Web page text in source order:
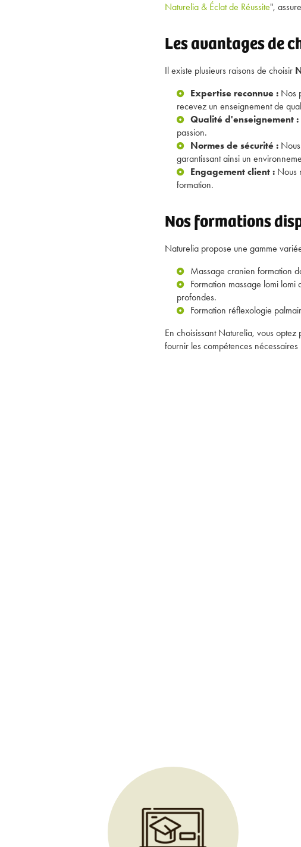
Naturelia & Éclat de Réussite",
Les avantages de
Il existe plusieurs raisons de choisir
Expertise reconnue : Nos
recevez un enseignement de
Qualité d'enseignement :
passion.
Normes de sécurité :
garantissant ainsi un
Engagement client : Nous
formation.
Nos formations
Naturelia propose une gamme
Massage cranien formation
Formation massage lomi lomi
profondes.
Formation réflexologie
En choisissant Naturelia, vous
fournir les compétences